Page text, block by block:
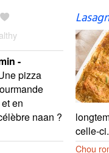
-
pizza
en
naan ?
celle-
Chou